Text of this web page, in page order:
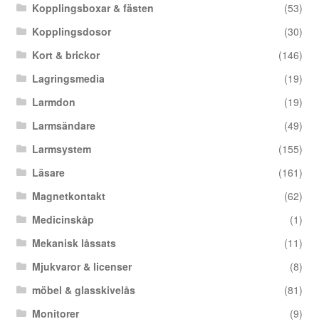
Kopplingsboxar & fästen
(53)
Kopplingsdosor
(30)
Kort & brickor
(146)
Lagringsmedia
(19)
Larmdon
(19)
Larmsändare
(49)
Larmsystem
(155)
Läsare
(161)
Magnetkontakt
(62)
Medicinskåp
(1)
Mekanisk låssats
(11)
Mjukvaror & licenser
(8)
möbel & glasskivelås
(81)
Monitorer
(9)